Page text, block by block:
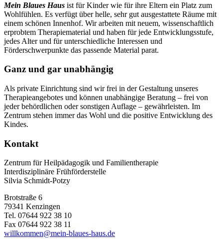
Mein Blaues Haus ist für Kinder wie für ihre Eltern ein Platz zum
Wohlfühlen. Es verfügt über helle, sehr gut ausgestattete Räume mit
einem schönen Innenhof. Wir arbeiten mit neuem, wissenschaftlich
erprobtem Therapiematerial und haben für jede Entwicklungsstufe,
jedes Alter und für unterschiedliche Interessen und
Förderschwerpunkte das passende Material parat.
Ganz und gar unabhängig
Als private Einrichtung sind wir frei in der Gestaltung unseres
Therapieangebotes und können unabhängige Beratung – frei von
jeder behördlichen oder sonstigen Auflage – gewährleisten. Im
Zentrum stehen immer das Wohl und die positive Entwicklung des
Kindes.
Kontakt
Zentrum für Heilpädagogik und Familientherapie
Interdisziplinäre Frühförderstelle
Silvia Schmidt-Potzy
Brotstraße 6
79341 Kenzingen
Tel. 07644 922 38 10
Fax 07644 922 38 11
willkommen@mein-blaues-haus.de